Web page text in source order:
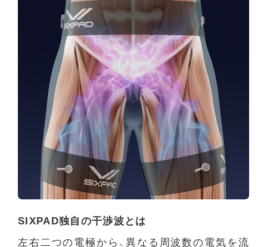
SIXPAD独自の干渉波とは
左右二つの電極から、異なる周波数の電気を流